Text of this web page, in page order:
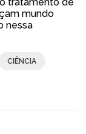
mundo
nessa
CIÊNCIA